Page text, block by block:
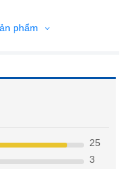
phẩm
3
25